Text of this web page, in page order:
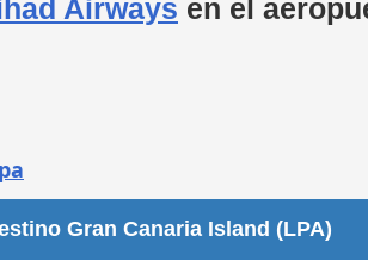
Airways en el
Gran Canaria Island (LPA)
y Restaurantes
Áreas WiFi /